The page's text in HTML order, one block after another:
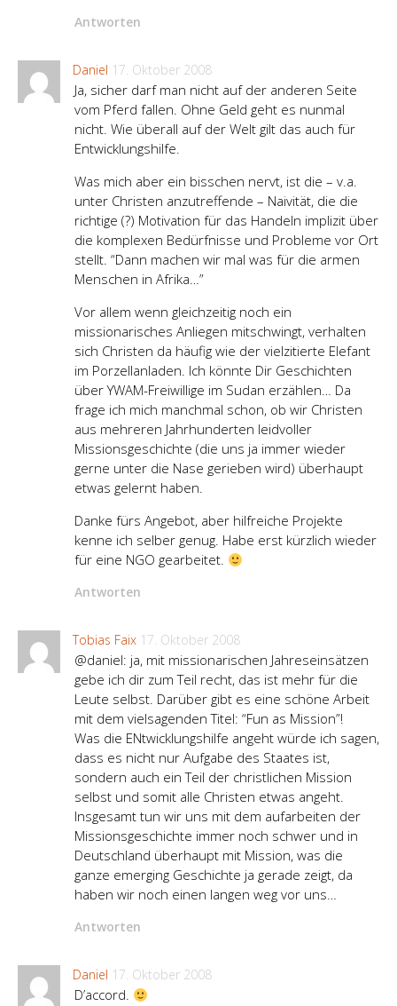
Antworten
Daniel 17. Oktober 2008
Ja, sicher darf man nicht auf der anderen Seite
vom Pferd fallen. Ohne Geld geht es nunmal
nicht. Wie überall auf der Welt gilt das auch für
Entwicklungshilfe.
Was mich aber ein bisschen nervt, ist die – v.a.
unter Christen anzutreffende – Naivität, die die
richtige (?) Motivation für das Handeln implizit über
die komplexen Bedürfnisse und Probleme vor Ort
stellt. “Dann machen wir mal was für die armen
Menschen in Afrika…”
Vor allem wenn gleichzeitig noch ein
missionarisches Anliegen mitschwingt, verhalten
sich Christen da häufig wie der vielzitierte Elefant
im Porzellanladen. Ich könnte Dir Geschichten
über YWAM-Freiwillige im Sudan erzählen… Da
frage ich mich manchmal schon, ob wir Christen
aus mehreren Jahrhunderten leidvoller
Missionsgeschichte (die uns ja immer wieder
gerne unter die Nase gerieben wird) überhaupt
etwas gelernt haben.
Danke fürs Angebot, aber hilfreiche Projekte
kenne ich selber genug. Habe erst kürzlich wieder
für eine NGO gearbeitet.
Antworten
Tobias Faix 17. Oktober 2008
@daniel: ja, mit missionarischen Jahreseinsätzen
gebe ich dir zum Teil recht, das ist mehr für die
Leute selbst. Darüber gibt es eine schöne Arbeit
mit dem vielsagenden Titel: “Fun as Mission”!
Was die ENtwicklungshilfe angeht würde ich sagen,
dass es nicht nur Aufgabe des Staates ist,
sondern auch ein Teil der christlichen Mission
selbst und somit alle Christen etwas angeht.
Insgesamt tun wir uns mit dem aufarbeiten der
Missionsgeschichte immer noch schwer und in
Deutschland überhaupt mit Mission, was die
ganze emerging Geschichte ja gerade zeigt, da
haben wir noch einen langen weg vor uns…
Antworten
Daniel 17. Oktober 2008
D’accord.